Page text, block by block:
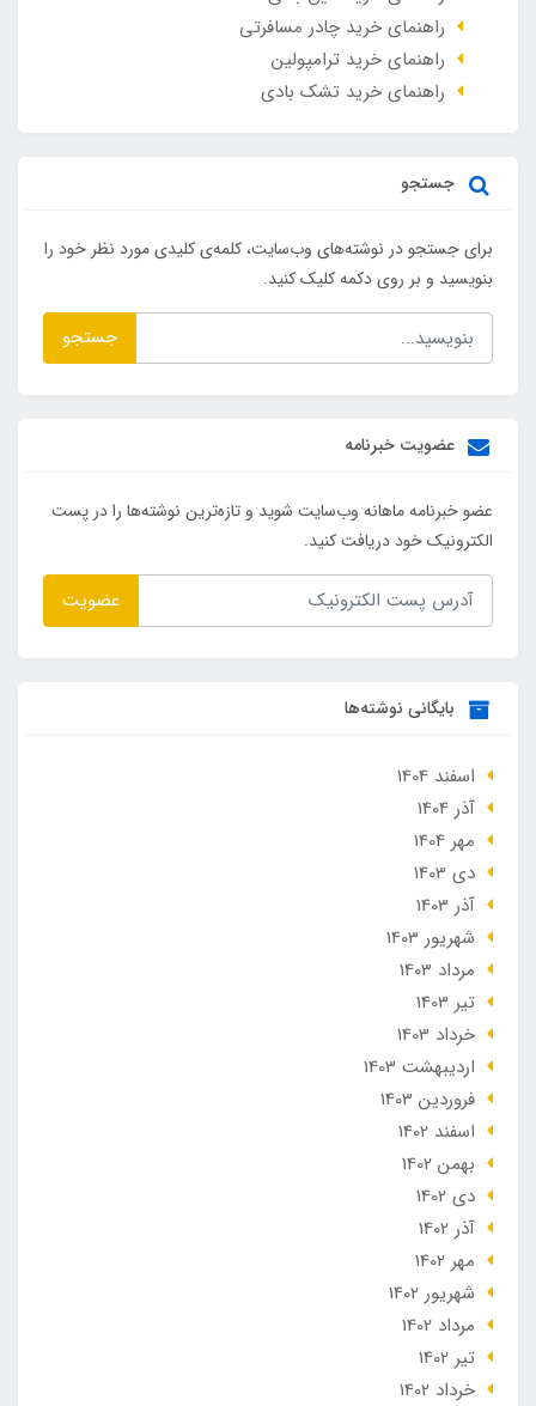
راهنمای خرید چادر مسافرتی
راهنمای خرید ترامپولین
راهنمای خرید تشک بادی
جستجو
برای جستجو در نوشته‌های وب‌سایت، کلمه‌ی کلیدی مورد نظر خود را
بنویسید و بر روی دکمه کلیک کنید.
جستجو
عضویت خبرنامه
عضو خبرنامه ماهانه وب‌سایت شوید و تازه‌ترین نوشته‌ها را در پست
الکترونیک خود دریافت کنید.
عضویت
بایگانی نوشته‌ها
اسفند 1404
آذر 1404
مهر 1404
دی 1403
آذر 1403
شهریور 1403
مرداد 1403
تير 1403
خرداد 1403
ارديبهشت 1403
فروردین 1403
اسفند 1402
بهمن 1402
دی 1402
آذر 1402
مهر 1402
شهریور 1402
مرداد 1402
تير 1402
خرداد 1402